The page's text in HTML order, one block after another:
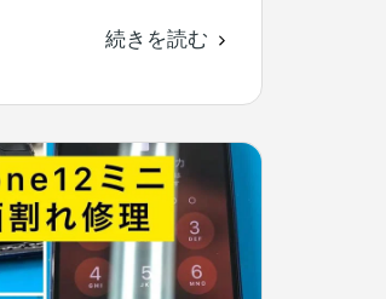
続きを読む